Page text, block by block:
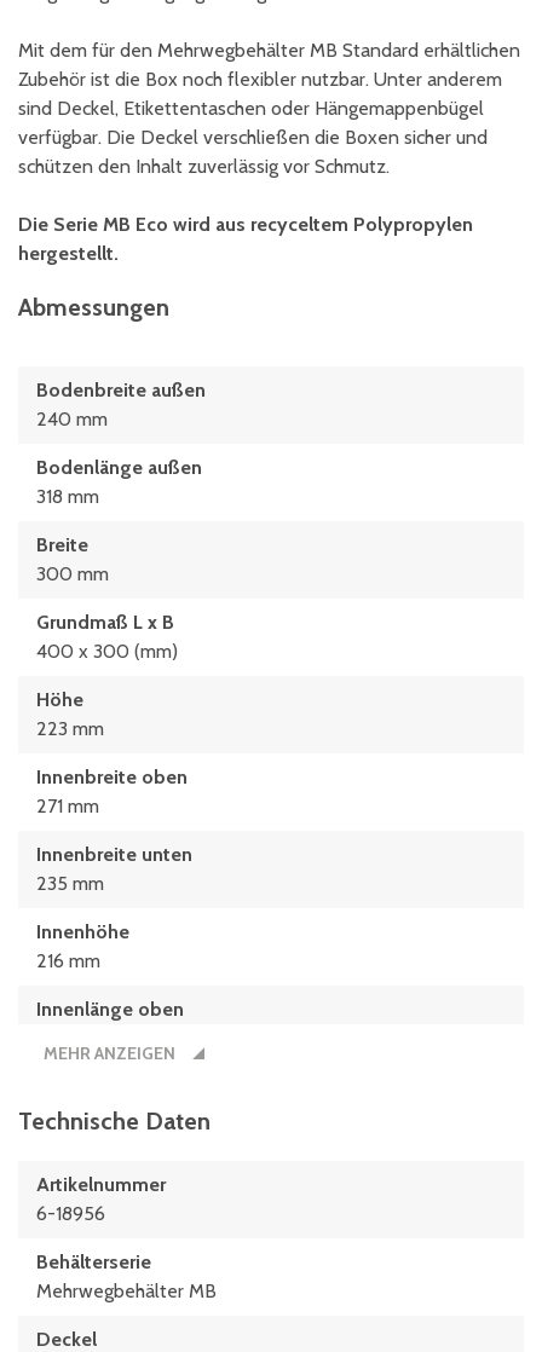
Mit dem für den Mehrwegbehälter MB Standard erhältlichen
Zubehör ist die Box noch flexibler nutzbar. Unter anderem
sind Deckel, Etikettentaschen oder Hängemappenbügel
verfügbar. Die Deckel verschließen die Boxen sicher und
schützen den Inhalt zuverlässig vor Schmutz.
Die Serie MB Eco wird aus recyceltem Polypropylen
hergestellt.
Abmessungen
Bodenbreite außen
240 mm
Bodenlänge außen
318 mm
Breite
300 mm
Grundmaß L x B
400 x 300 (mm)
Höhe
223 mm
Innenbreite oben
271 mm
Innenbreite unten
235 mm
Innenhöhe
216 mm
Innenlänge oben
313 mm
400 mm
MEHR ANZEIGEN
Technische Daten
Artikelnummer
6-18956
Behälterserie
Mehrwegbehälter MB
Deckel